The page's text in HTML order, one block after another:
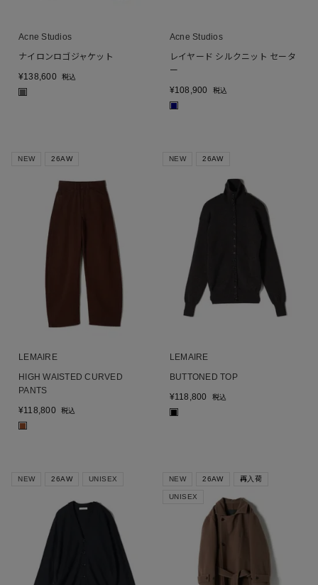
Acne Studios
ナイロンロゴジャケット
¥138,600 税込
■
Acne Studios
レイヤード シルクニット セータ
ー
¥108,900 税込
■
NEW 26AW
LEMAIRE
HIGH WAISTED CURVED
PANTS
¥118,800 税込
■
NEW 26AW
LEMAIRE
BUTTONED TOP
¥118,800 税込
■
NEW 26AW UNISEX NEW 26AW 再入荷
UNISEX